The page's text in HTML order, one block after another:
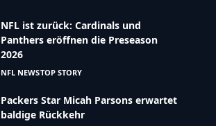
NFL ist zurück: Cardinals und
Panthers eröffnen die Preseason
2026
NFL NEWSTOP STORY
Packers Star Micah Parsons erwartet
baldige Rückkehr